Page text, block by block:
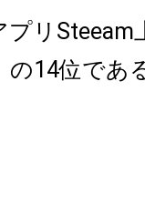
リSteeam
の14位であ